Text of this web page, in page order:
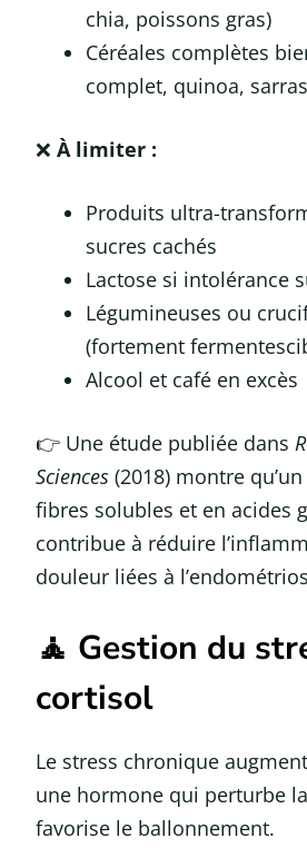
chia, poissons gras)
Céréales complètes
complet, quinoa,
❌ À limiter :
Produits ultra-
sucres cachés
Lactose si intolérance
Légumineuses ou
(fortement
Alcool et café en excès
👉 Une étude publiée dans
Sciences (2018) montre
fibres solubles et en acides
contribue à réduire
douleur liées à
🧘 Gestion du
cortisol
Le stress chronique
une hormone qui perturbe
favorise le ballonnement.